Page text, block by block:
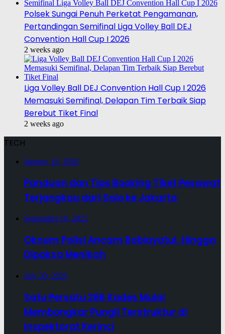
Polsek Sungai Penuh Perketat Pengamanan,
Pertandingan Semifinal Liga Volley Ball DEJ
Convention Hall Cup I 2026
2 weeks ago
Liga Volley Ball DEJ Convention Hall Cup I 2026
Memasuki Semifinal, Delapan Tim Terbaik Siap
Berebut Tiket Final
2 weeks ago
TECH
January 19, 2026
Panduan dan Tips Booking Tiket Pesawat
Terjangkau dari Solo ke Jakarta
September 19, 2025
Oknum Polisi Ancam Robiayatul, Hingga
Dipaksa Menikah
July 30, 2025
Satu Persatu 286 Kades Mulai
Membongkar Pungli Terstruktur di
Inspektorat Kerinci